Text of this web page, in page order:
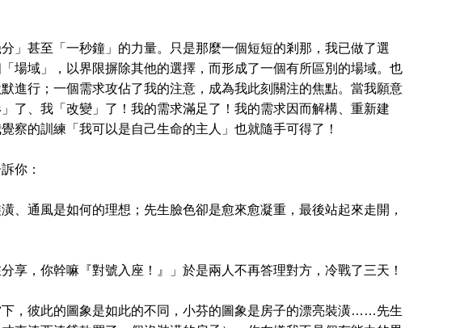
甚至「一秒鐘」的力量。只是那麼一個短短的剎那，我已做了選
場域」，以界限摒除其他的選擇，而形成了一個有所區別的場域。也
進行；一個需求攻佔了我的注意，成為我此刻關注的焦點。當我願意
了、我「改變」了！我的需求滿足了！我的需求因而解構、重新建
察的訓練「我可以是自己生命的主人」也就隨手可得了！
你：
通風是如何的理想；先生臉色卻是愈來愈凝重，最後站起來走開，
，你幹嘛『對號入座！』」於是兩人不再答理對方，冷戰了三天！
彼此的圖象是如此的不同，小芬的圖象是房子的漂亮裝潢……先生